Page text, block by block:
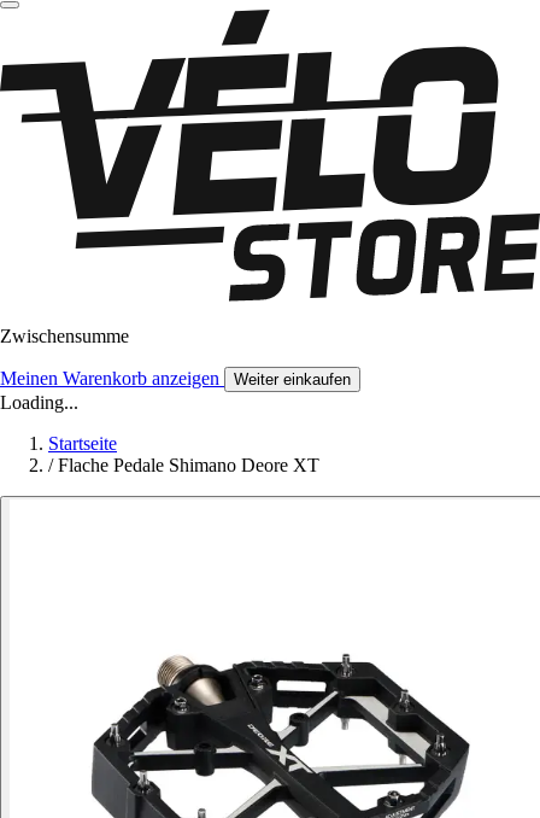
Zwischensumme
Meinen Warenkorb anzeigen Weiter einkaufen
Loading...
Startseite
/ Flache Pedale Shimano Deore XT